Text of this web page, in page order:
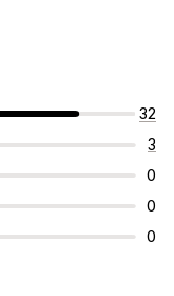
32
3
0
0
0